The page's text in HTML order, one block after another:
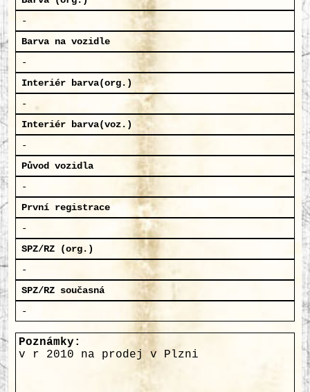
-
Barva na vozidle
-
Interiér barva(org.)
-
Interiér barva(voz.)
-
Původ vozidla
-
První registrace
-
SPZ/RZ (org.)
-
SPZ/RZ současná
-
Poznámky:
v r 2010 na prodej v Plzni